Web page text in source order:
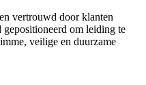
vertrouwd door klanten
om leiding te
veilige en duurzame